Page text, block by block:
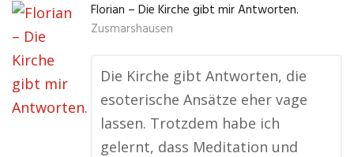
Florian – Die Kirche gibt mir Antworten.
Zusmarshausen
Die Kirche gibt Antworten, die
esoterische Ansätze eher vage
lassen. Trotzdem habe ich
gelernt, dass Meditation und